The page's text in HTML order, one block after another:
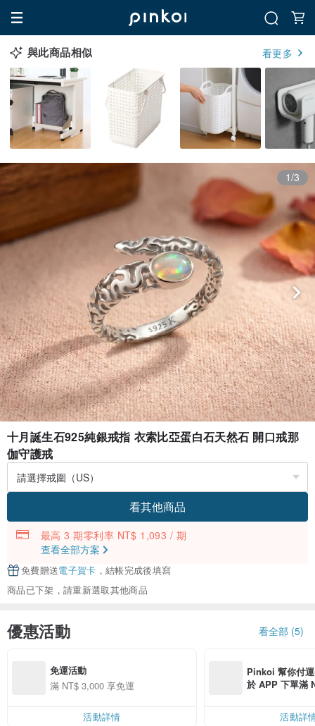
與此商品相似 看更多
1/3
十月誕生石925純銀戒指 衣索比亞蛋白石天然石 開口戒那
伽守護戒
看其他商品
最高 3 期零利率 NT$ 1,093 / 期
查看全部方案
免費贈送電子賀卡 ，結帳完成後填寫
商品已下架，請重新選取其他商品
優惠活動 看全部 (5)
免運活動
滿 NT$ 3,000 享免運
活動詳情
Pinkoi 幫你付
於 APP 下單滿
活動詳